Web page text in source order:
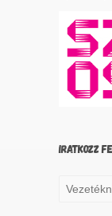
IRATKOZZ